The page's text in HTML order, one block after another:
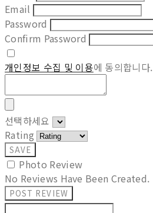
Email
Password
Confirm Password
개인정보 수집 및 이용에 동의합니다.
선택하세요
Rating
SAVE
Photo Review
No Reviews Have Been Created.
POST REVIEW